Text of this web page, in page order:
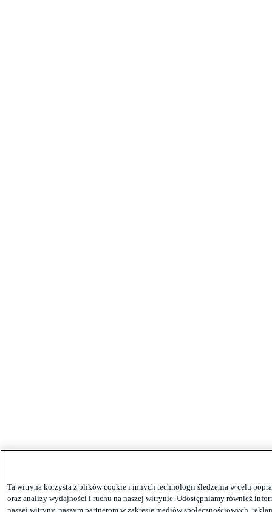
Ta witryna korzysta z plików cookie i innych technologii śledzenia w celu
oraz analizy wydajności i ruchu na naszej witrynie. Udostępniamy również
naszej witryny, naszym partnerom w zakresie mediów społecznościowych,